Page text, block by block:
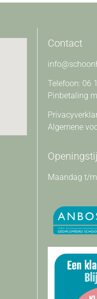
Contact
Telefoon: 06
Pinbetaling
Algemene
Maandag t/